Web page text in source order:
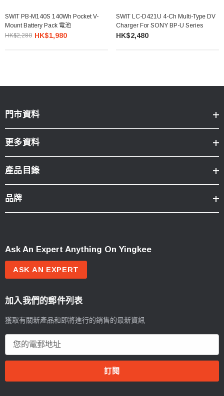
SWIT PB-M140S 140Wh Pocket V-
Mount Battery Pack 電池
HK$2,280 HK$1,980
SWIT LC-D421U 4-Ch Multi-Type DV
Charger For SONY BP-U Series
HK$2,480
門市資料
更多資料
產品目錄
品牌
Ask An Expert Anything On Yingkee
ASK AN EXPERT
加入我們的郵件列表
獲取有關新產品和即將進行的銷售的最新資訊
郵